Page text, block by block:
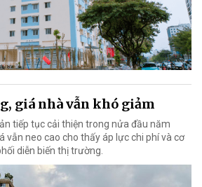
giá nhà vẫn khó giảm
tiếp tục cải thiện trong nửa đầu năm
vẫn neo cao cho thấy áp lực chi phí và cơ
diễn biến thị trường.